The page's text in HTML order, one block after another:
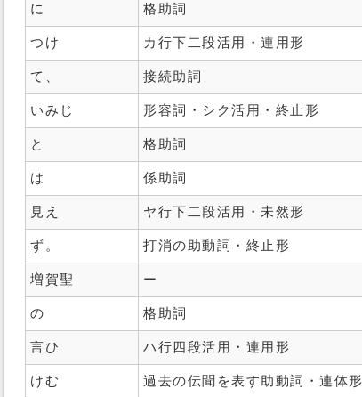
に 格助詞
つけ カ行下二段活用・連用形
て、 接続助詞
いみじ 形容詞・シク活用・終止形
と 格助詞
は 係助詞
見え ヤ行下二段活用・未然形
ず。 打消の助動詞・終止形
増賀聖 ー
の 格助詞
言ひ ハ行四段活用・連用形
けむ 過去の伝聞を表す助動詞・連体形